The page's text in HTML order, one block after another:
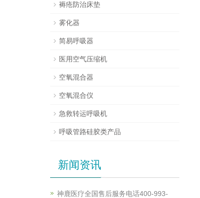
褥疮防治床垫
雾化器
简易呼吸器
医用空气压缩机
空氧混合器
空氧混合仪
急救转运呼吸机
呼吸管路硅胶类产品
新闻资讯
神鹿医疗全国售后服务电话400-993-